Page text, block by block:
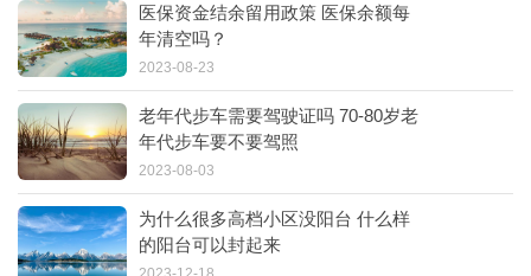
医保资金结余留用政策 医保余额每
年清空吗？
2023-08-23
老年代步车需要驾驶证吗 70-80岁老
年代步车要不要驾照
2023-08-03
为什么很多高档小区没阳台 什么样
的阳台可以封起来